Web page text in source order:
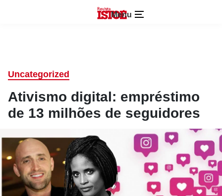
Menu
Uncategorized
Ativismo digital: empréstimo
de 13 milhões de seguidores